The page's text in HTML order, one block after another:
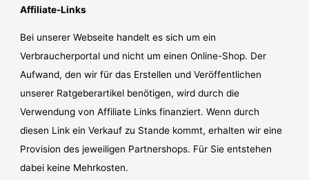
Affiliate-Links
Bei unserer Webseite handelt es sich um ein
Verbraucherportal und nicht um einen Online-Shop. Der
Aufwand, den wir für das Erstellen und Veröffentlichen
unserer Ratgeberartikel benötigen, wird durch die
Verwendung von Affiliate Links finanziert. Wenn durch
diesen Link ein Verkauf zu Stande kommt, erhalten wir eine
Provision des jeweiligen Partnershops. Für Sie entstehen
dabei keine Mehrkosten.